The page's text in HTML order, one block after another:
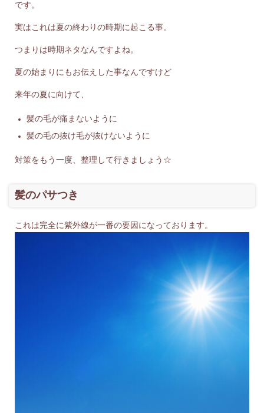
です。
実はこれは夏の終わりの時期に起こる事。
つまりは時期ネタなんですよね。
夏の始まりにもお伝えした事なんですけど
来年の夏に向けて、
髪の毛が痛まないように
髪の毛の抜け毛が抜けないように
対策をもう一度、整理して行きましょう☆
髪のパサつき
これは完全に紫外線が一番の要因になっております。